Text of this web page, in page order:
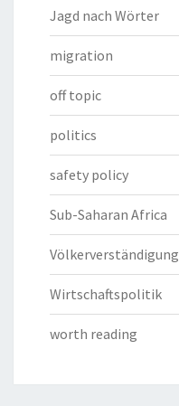
Jagd nach Wörter
migration
off topic
politics
safety policy
Sub-Saharan Africa
Völkerverständigung
Wirtschaftspolitik
worth reading